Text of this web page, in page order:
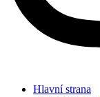
Hlavní strana